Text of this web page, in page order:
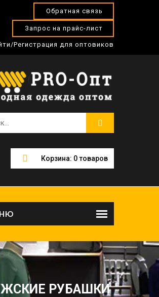
Обратная связь
Запрос на прайс-лист
Регистрация для оптовиков
Корзина: 0товаров
РУБАШКИ